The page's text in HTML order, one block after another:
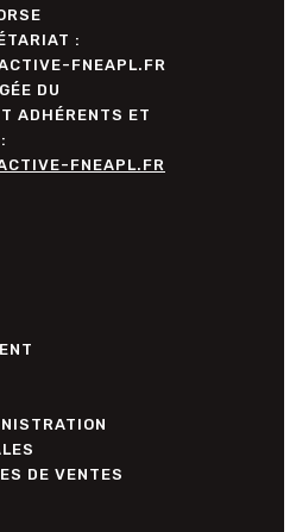
:
FNEAPL.FR
DU
ADHÉRENTS ET
FNEAPL.FR
DE VENTES